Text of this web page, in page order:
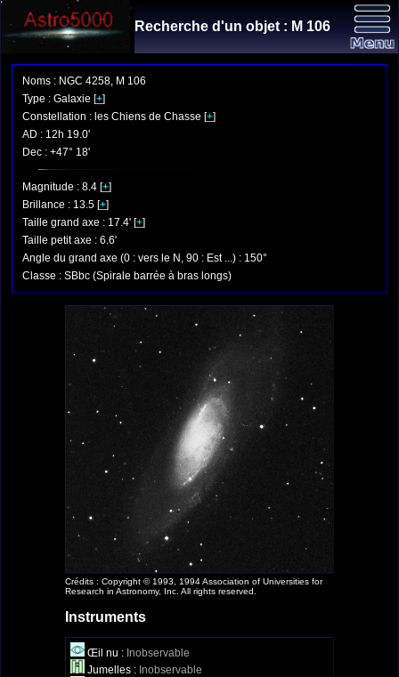
Recherche d'un objet : M 106
Noms : NGC 4258, M 106
Type : Galaxie [+]
Constellation : les Chiens de Chasse [+]
AD : 12h 19.0'
Dec : +47° 18'
Magnitude : 8.4 [+]
Brillance : 13.5 [+]
Taille grand axe : 17.4' [+]
Taille petit axe : 6.6'
Angle du grand axe (0 : vers le N, 90 : Est ...) : 150°
Classe : SBbc (Spirale barrée à bras longs)
Crédits : Copyright © 1993, 1994 Association of Universities for
Research in Astronomy, Inc. All rights reserved.
Instruments
Œil nu : Inobservable
Jumelles : Inobservable